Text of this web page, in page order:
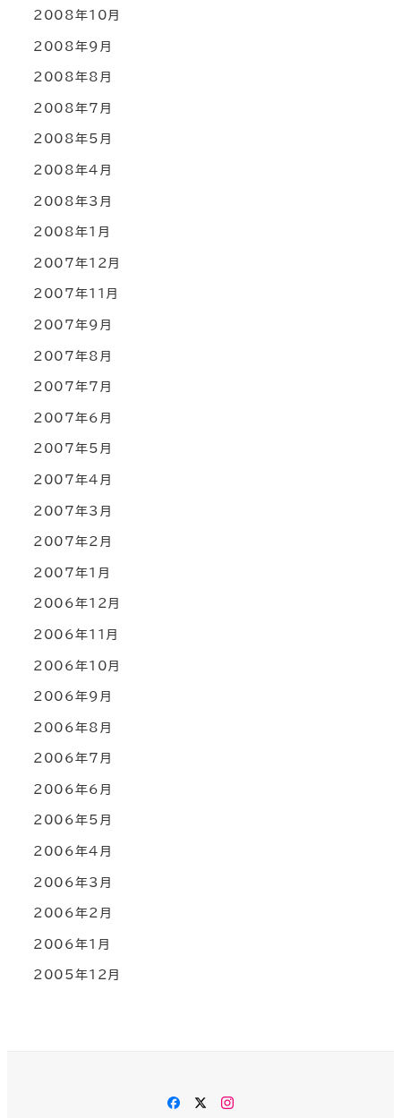
2008年10月
2008年9月
2008年8月
2008年7月
2008年5月
2008年4月
2008年3月
2008年1月
2007年12月
2007年11月
2007年9月
2007年8月
2007年7月
2007年6月
2007年5月
2007年4月
2007年3月
2007年2月
2007年1月
2006年12月
2006年11月
2006年10月
2006年9月
2006年8月
2006年7月
2006年6月
2006年5月
2006年4月
2006年3月
2006年2月
2006年1月
2005年12月
Facebook
Twitter
Instagram